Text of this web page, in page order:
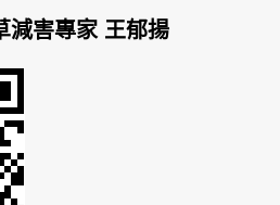
減害專家 王郁揚